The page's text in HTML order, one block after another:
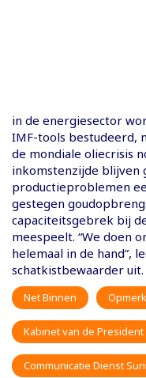
in de energiesector
IMF-tools bestudeerd,
de mondiale oliecrisis
inkomstenzijde blijven
productieproblemen
gestegen
capaciteitsgebrek bij
meespeelt. “We doen
helemaal in de hand”,
schatkistbewaarder uit.
Net Binnen
Kabinet van de President
Communicatie Dienst